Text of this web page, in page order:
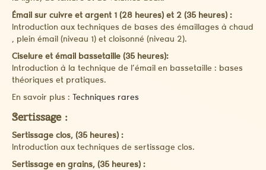
Émail sur cuivre et argent 1 (28 heures) et 2 (35 heures) :
Introduction aux techniques de bases des émaillages à chaud
, plein émail (niveau 1) et cloisonné (niveau 2).
Ciselure et émail bassetaille (35 heures):
Introduction à la technique de l’émail en bassetaille : bases
théoriques et pratiques.
En savoir plus : Techniques rares
Sertissage :
Sertissage clos, (35 heures) :
Introduction aux techniques de sertissage clos.
Sertissage en grains, (35 heures) :